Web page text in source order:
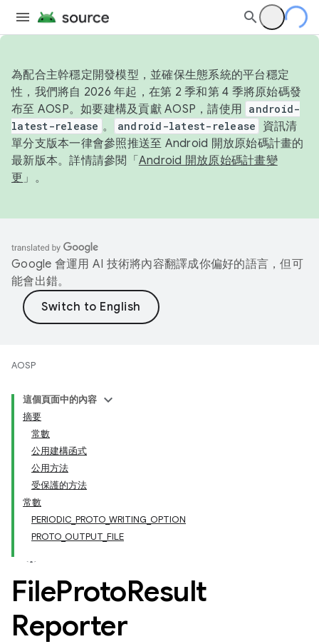
為配合主幹穩定開發模型，並確保生態系統的平台穩定
性，我們將自 2026 年起，在第 2 季和第 4 季將原始碼發
布至 AOSP。如要建構及貢獻 AOSP，請使用 android-
latest-release 。 android-latest-release
資訊清
單分支版本一律會參照推送至 Android 開放原始碼計畫的
最新版本。詳情請參閱「 Android 開放原始碼計畫變
更 」。
Google 會運用 AI 技術將內容翻譯成你偏好的語言，但可
能會出錯。
AOSP
這個頁面中的內容
摘要
常數
公用建構函式
公用方法
受保護的方法
常數
PERIODIC_PROTO_WRITING_OPTION
PROTO_OUTPUT_FILE
FileProtoResult
Reporter